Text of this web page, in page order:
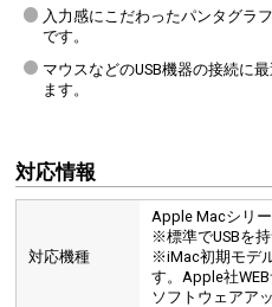
入力感にこだわったパンタグラ
です。
マウスなどのUSB機器の接続に
ます。
対応情報
対応機種
Apple Macシリ
※標準でUSBを持
※iMac初期モデ
す。Apple社
ソフトウェアア